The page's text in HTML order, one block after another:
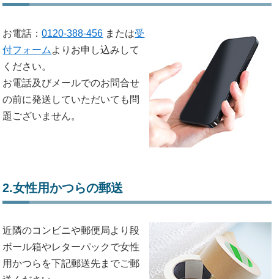
お電話：0120-388-456 または受
付フォームよりお申し込みして
ください。
お電話及びメールでのお問合せ
の前に発送していただいても問
題ございません。
2.女性用かつらの郵送
近隣のコンビニや郵便局より段
ボール箱やレターパックで女性
用かつらを下記郵送先までご郵